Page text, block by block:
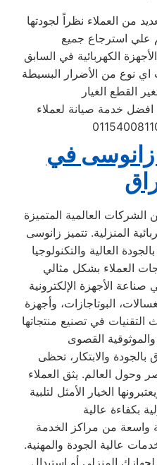
من العملاء نظراً لجودتها
علي استرجاع جميع
نوع من الأضرار البسيطة
القطع الغيار
افضل خدمة صيانة لعملاء
زانوسى في
الشركات العالمية المتميزة
المنزلية. تتميز زانوسى
العالية والتكنولوجيا
الأجهزة الإلكترونية
البوتاجازات، وأجهزة
في تصنيع منتجاتها
القصوى
والابتكار، تحظى
وحول العالم. يثق العملاء
الخيار الأمثل لتلبية
واسعة من مراكز الخدمة
عالية الجودة والمهنية.